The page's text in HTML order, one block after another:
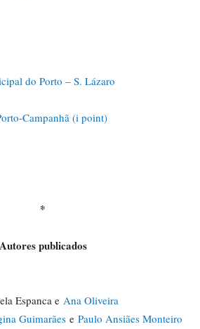
do Porto – S. Lázaro
Campanhã (i point)
*
Autores publicados
Espanca e Ana Oliveira
Guimarães e Paulo Ansiães Monteiro